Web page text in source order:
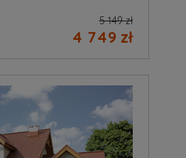
5 149 zł
4 749 zł